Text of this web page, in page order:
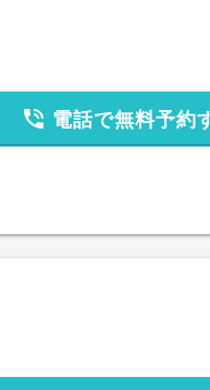
phone_in_talk 電話で無料予約